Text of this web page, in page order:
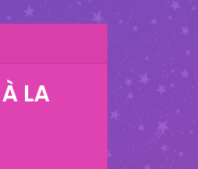
LA